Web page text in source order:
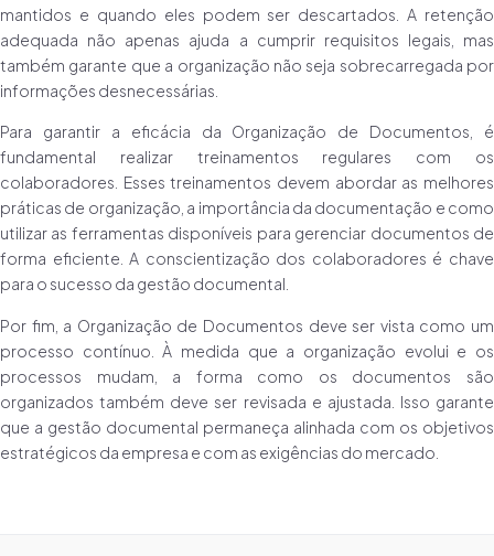
mantidos e quando eles podem ser descartados. A retenção
adequada não apenas ajuda a cumprir requisitos legais, mas
também garante que a organização não seja sobrecarregada por
informações desnecessárias.
Para garantir a eficácia da Organização de Documentos, é
fundamental realizar treinamentos regulares com os
colaboradores. Esses treinamentos devem abordar as melhores
práticas de organização, a importância da documentação e como
utilizar as ferramentas disponíveis para gerenciar documentos de
forma eficiente. A conscientização dos colaboradores é chave
para o sucesso da gestão documental.
Por fim, a Organização de Documentos deve ser vista como um
processo contínuo. À medida que a organização evolui e os
processos mudam, a forma como os documentos são
organizados também deve ser revisada e ajustada. Isso garante
que a gestão documental permaneça alinhada com os objetivos
estratégicos da empresa e com as exigências do mercado.